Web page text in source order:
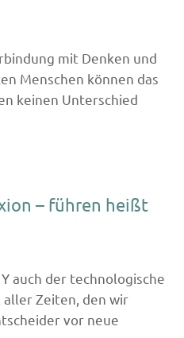
mit Denken und
Menschen können das
keinen Unterschied
– führen heißt
auch der technologische
aller Zeiten, den wir
vor neue